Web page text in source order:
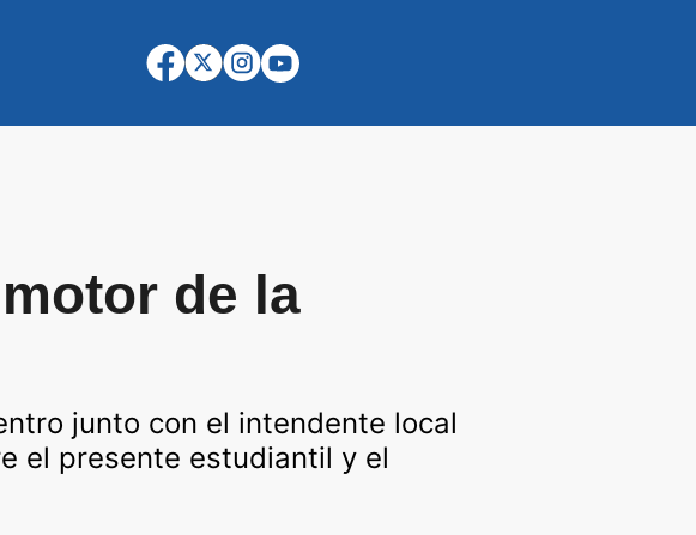
de la
junto con el intendente local
el presente estudiantil y el